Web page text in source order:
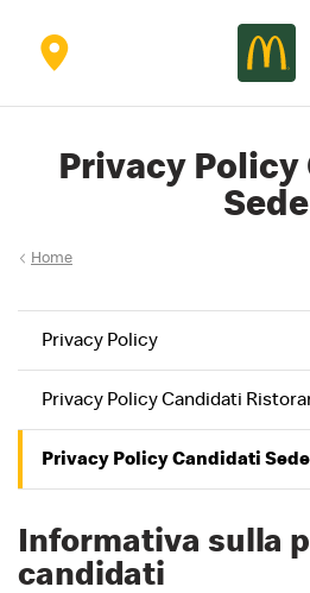
menu
Privacy
Sede
Home
Informativa sulla
candidati
Privacy Policy
Privacy Policy Candidati
Privacy Policy Candidati Sede